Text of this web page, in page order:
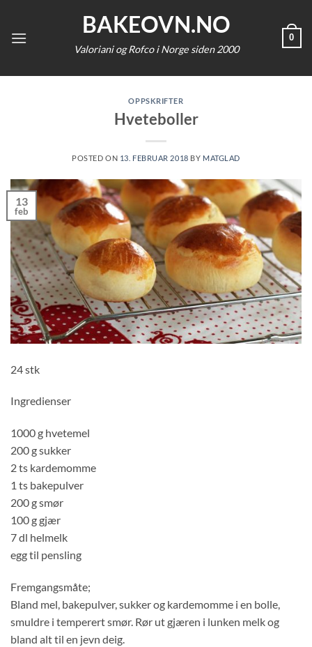
content
BAKEOVN.NO
Valoriani og Rofco i Norge siden 2000
0
OPPSKRIFTER
Hveteboller
POSTED ON 13. FEBRUAR 2018 BY MATGLAD
13
feb
24 stk
Ingredienser
1000 g hvetemel
200 g sukker
2 ts kardemomme
1 ts bakepulver
200 g smør
100 g gjær
7 dl helmelk
egg til pensling
Fremgangsmåte;
Bland mel, bakepulver, sukker og kardemomme i en bolle,
smuldre i temperert smør. Rør ut gjæren i lunken melk og
bland alt til en jevn deig.